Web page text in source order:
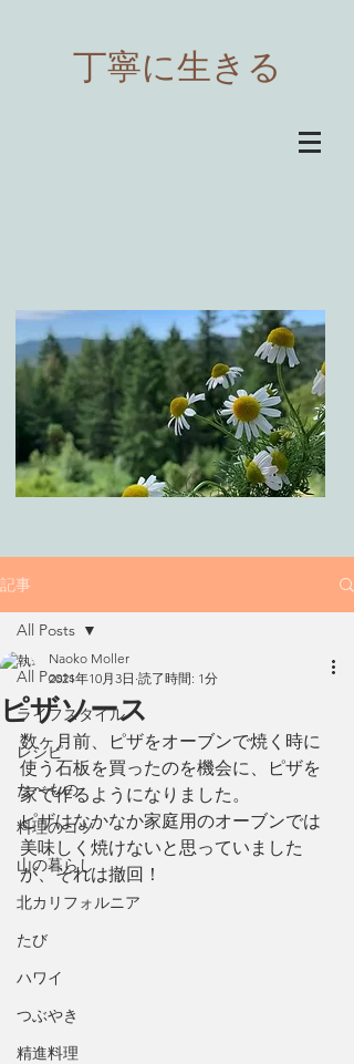
​丁寧に生きる
記事
All Posts
ライフスタイル
レシピ
たべもの
料理のコツ
山の暮らし
北カリフォルニア
たび
ハワイ
つぶやき
精進料理
All Posts
ピザソース
Naoko Moller
2021年10月3日 読了時間: 1分
数ヶ月前、ピザをオーブンで焼く時に
使う石板を買ったのを機会に、ピザを
家で作るようになりました。
ピザはなかなか家庭用のオーブンでは
美味しく焼けないと思っていました
が、それは撤回！